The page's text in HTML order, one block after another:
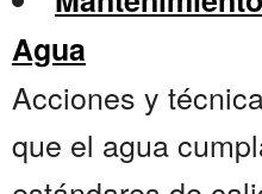
Agua
Acciones y
que el agua